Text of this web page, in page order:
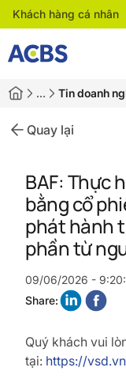
Khách hàng cá nhân
… Tin doanh
Quay lại
BAF: Thực
bằng cổ
phát hành
phần từ
09/06/2026 -
Share:
Quý khách vui
tại: https://